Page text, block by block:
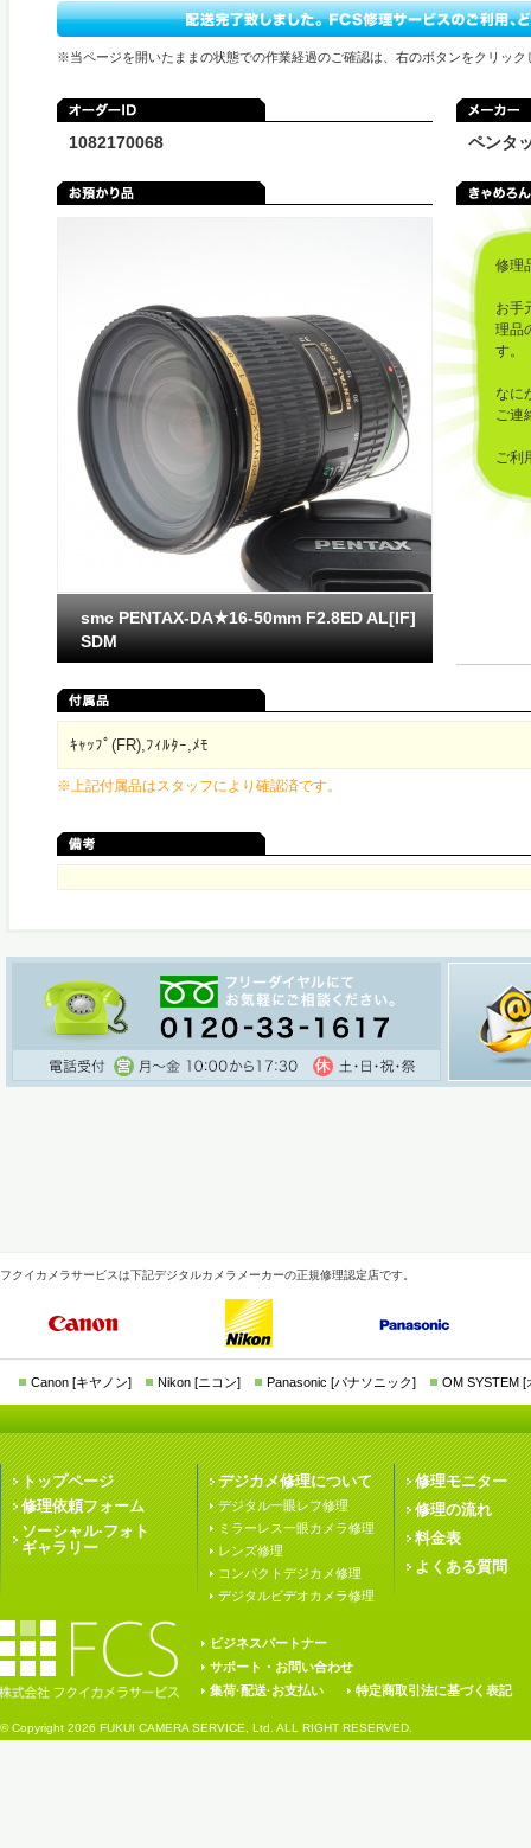
※当ページを開いたままの状態での作業経過のご確認は、右のボタンをクリック
1082170068 ペンタ
修理
お手
理品
す。
なに
ご連
ご利
smc PENTAX-DA★16-50mm F2.8ED AL[IF]
SDM
ｷｬｯﾌﾟ(FR),ﾌｨﾙﾀｰ,ﾒﾓ
※上記付属品はスタッフにより確認済です。
フクイカメラサービスは下記デジタルカメラメーカーの正規修理認定店です。
Canon [キヤノン] Nikon [ニコン] Panasonic [パナソニック] OM SYSTEM [
トップページ
修理依頼フォーム
ソーシャル·フォト
ギャラリー
デジカメ修理について
デジタル一眼レフ修理
ミラーレス一眼カメラ修理
レンズ修理
コンパクトデジカメ修理
デジタルビデオカメラ修理
修理モニター
修理の流れ
料金表
よくある質問
ビジネスパートナー
サポート・お問い合わせ
集荷·配送·お支払い
特定商取引法に基づく表記
© Copyright 2026 FUKUI CAMERA SERVICE, Ltd. ALL RIGHT RESERVED.